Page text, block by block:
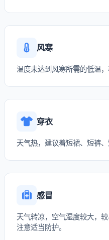
风寒
温度未达到风寒所需的低温，
穿衣
天气热，建议着短裙、短裤
感冒
天气转凉，空气湿度较大，
注意适当防护。